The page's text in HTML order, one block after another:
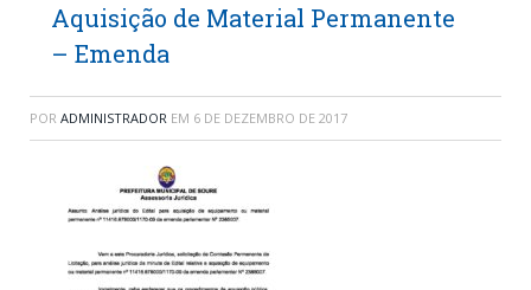
Aquisição de Material Permanente
– Emenda
POR ADMINISTRADOR EM 6 DE DEZEMBRO DE 2017